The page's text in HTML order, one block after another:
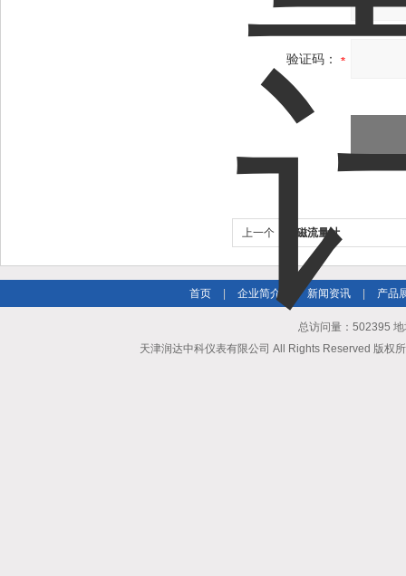
验证码：
上一个： 电磁流量计
首页 企业简介 新闻资讯 产品
总访问量：502395
天津润达中科仪表有限公司 All Rights Reserved 版权